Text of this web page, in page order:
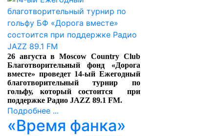
26 августа в Moscow Country Club
Благотворительный фонд «Дорога
вместе» проведет 14-ый Ежегодный
благотворительный турнир по
гольфу, который состоится при
поддержке Радио JAZZ 89.1 FM.
Подробнее ...
«Время фанка»